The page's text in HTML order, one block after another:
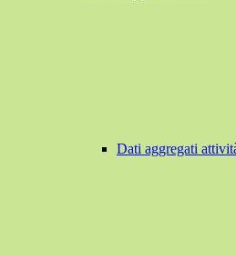
Dati aggregati